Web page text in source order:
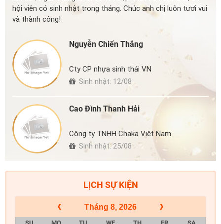
hội viên có sinh nhật trong tháng. Chúc anh chị luôn tươi vui
và thành công!
Nguyễn Chiến Thắng
Cty CP nhựa sinh thái VN
Sinh nhật: 12/08
Cao Đình Thanh Hải
Công ty TNHH Chaka Việt Nam
Sinh nhật: 25/08
LỊCH SỰ KIỆN
Tháng 8, 2026